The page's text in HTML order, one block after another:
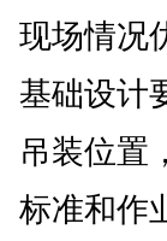
现场情况
基础设计
吊装位置
标准和作